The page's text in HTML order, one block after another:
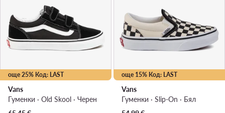
още 25% Код: LAST
Vans
Гуменки · Old Skool · Черен
още 15% Код: LAST
Vans
Гуменки · Slip-On · Бял